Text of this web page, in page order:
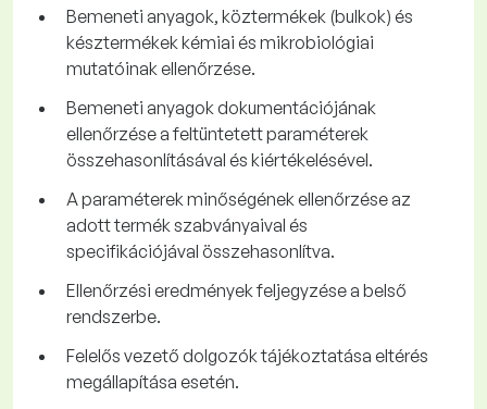
Bemeneti anyagok, köztermékek (bulkok) és
késztermékek kémiai és mikrobiológiai
mutatóinak ellenőrzése.
Bemeneti anyagok dokumentációjának
ellenőrzése a feltüntetett paraméterek
összehasonlításával és kiértékelésével.
A paraméterek minőségének ellenőrzése az
adott termék szabványaival és
specifikációjával összehasonlítva.
Ellenőrzési eredmények feljegyzése a belső
rendszerbe.
Felelős vezető dolgozók tájékoztatása eltérés
megállapítása esetén.